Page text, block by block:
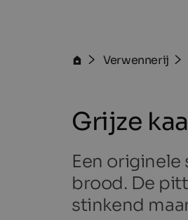
Verwennerij
Grijze
Een
brood. De
stinkend